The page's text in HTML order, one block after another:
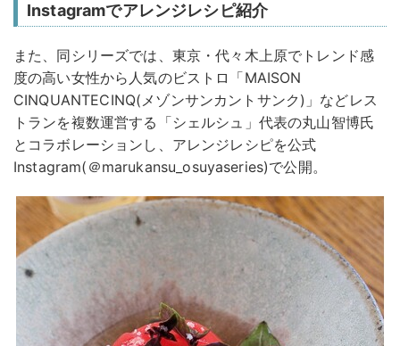
Instagramでアレンジレシピ紹介
また、同シリーズでは、東京・代々木上原でトレンド感
度の高い女性から人気のビストロ「MAISON
CINQUANTECINQ(メゾンサンカントサンク)」などレス
トランを複数運営する「シェルシュ」代表の丸山智博氏
とコラボレーションし、アレンジレシピを公式
Instagram(＠marukansu_osuyaseries)で公開。